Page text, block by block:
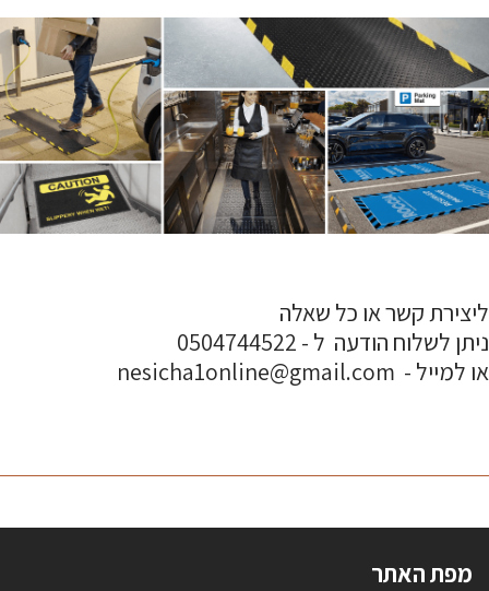
ליצירת קשר או כל שאלה
ניתן לשלוח הודעה ל - 0504744522
או למייל - nesicha1online@gmail.com
מפת האתר